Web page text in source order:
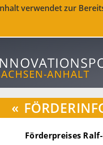
verwendet zur
«
Förderpreises